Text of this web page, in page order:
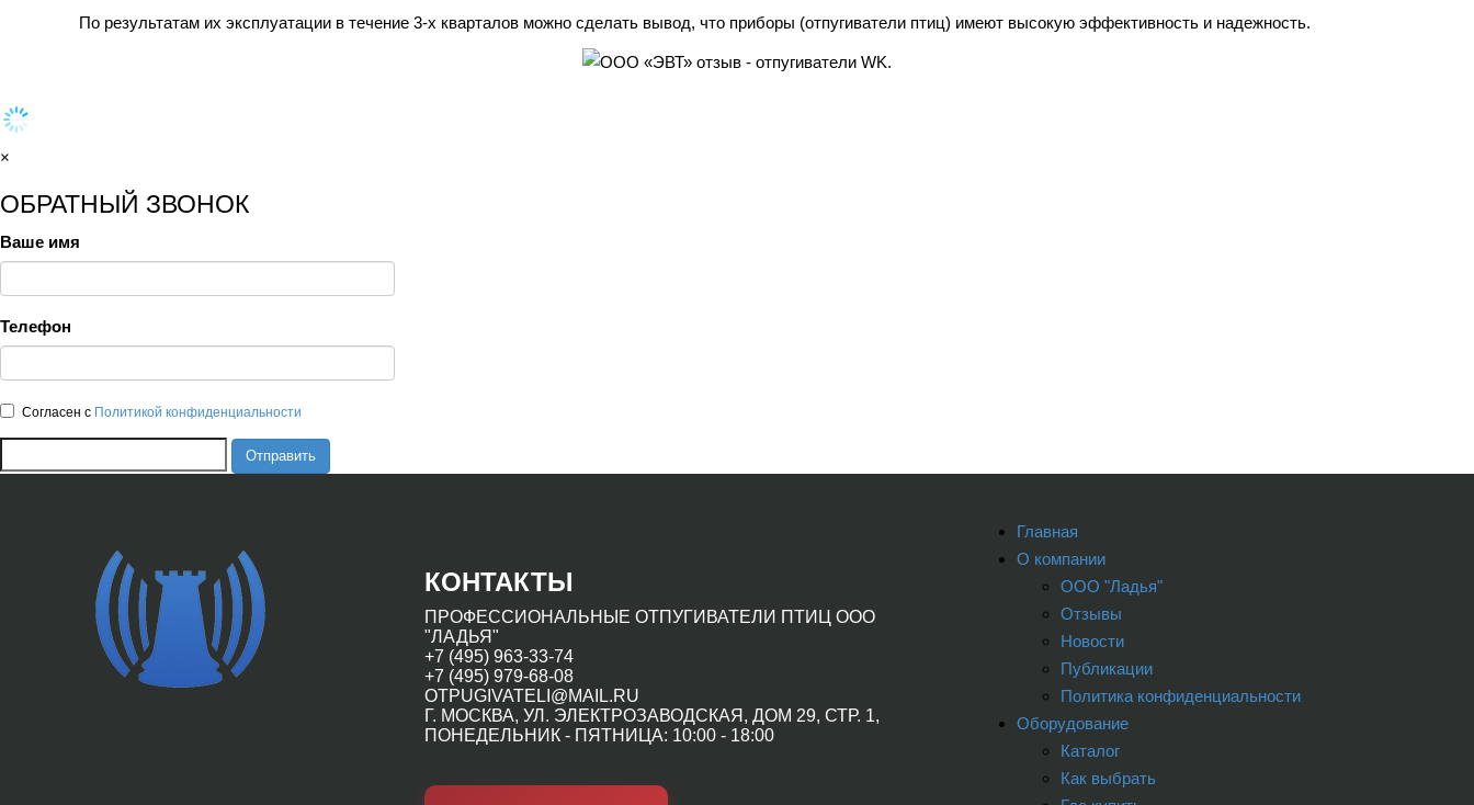
По результатам их эксплуатации в течение 3-х кварталов можно сделать вывод, что приборы (отпугиватели птиц) имеют высокую эффективность и надежность.
×
ОБРАТНЫЙ ЗВОНОК
Ваше имя
Телефон
Согласен с Политикой конфиденциальности
Отправить
КОНТАКТЫ
ПРОФЕССИОНАЛЬНЫЕ ОТПУГИВАТЕЛИ ПТИЦ ООО
"ЛАДЬЯ"
+7 (495) 963-33-74
+7 (495) 979-68-08
OTPUGIVATELI@MAIL.RU
Г. МОСКВА, УЛ. ЭЛЕКТРОЗАВОДСКАЯ, ДОМ 29, СТР. 1,
ПОНЕДЕЛЬНИК - ПЯТНИЦА: 10:00 - 18:00
Главная
О компании
ООО "Ладья"
Отзывы
Новости
Публикации
Политика конфиденциальности
Оборудование
Каталог
Как выбрать